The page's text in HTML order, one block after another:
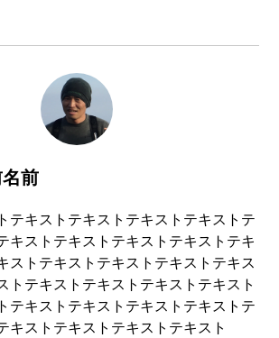
前
テキストテキストテキストテキストテ
キストテキストテキストテキストテキ
ストテキストテキストテキストテキス
トテキストテキストテキストテキスト
テキストテキストテキストテキストテ
キストテキストテキストテキスト